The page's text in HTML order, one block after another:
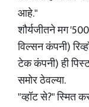
आहे."
शौर्यजीतने मग
विल्सन कंपनी)
टेक कंपनी) ही
समोर ठेवल्या.
"व्हॉट से?" स्मित